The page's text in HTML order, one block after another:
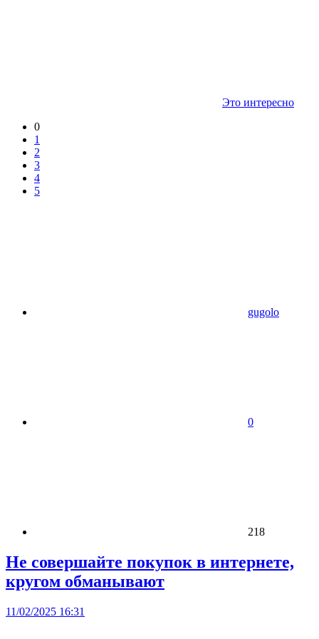
Это интересно
0
1
2
3
4
5
gugolo
0
218
Не совершайте покупок в интернете,
кругом обманывают
11/02/2025 16:31